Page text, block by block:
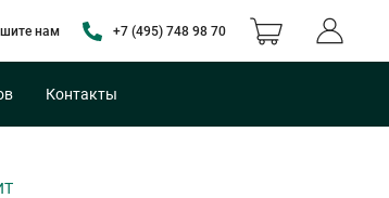
нам +7 (495) 748 98 70
Контакты